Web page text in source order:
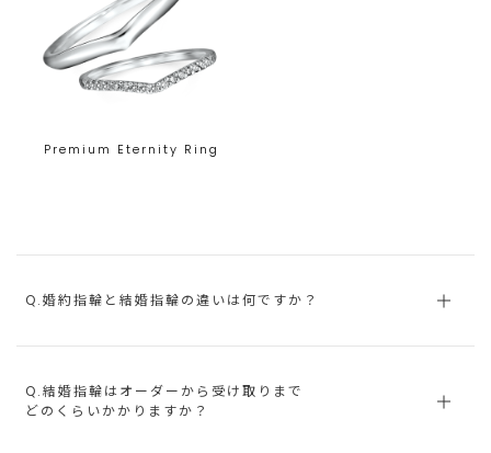
Premium Eternity Ring
Q.婚約指輪と結婚指輪の違いは何ですか？
Q.結婚指輪はオーダーから受け取りまで
どのくらいかかりますか？